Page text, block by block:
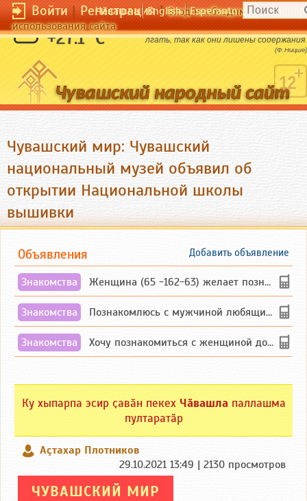
Войти|Регистрация|Вход необходим для
использования сайта
Чӑвашла English Esperanto
+27.1 °C
Поверхностные люди должны всегда
лгать, так как они лишены содержания.
(Ф.Ницше)
Чувашский мир: Чувашский
национальный музей объявил об
открытии Национальной школы
вышивки
Добавить объявление
Объявления
Знакомства Женщина (65 -162-63) желает познакомиться с одиноким, добродушным, без вредных ...
Знакомства Познакомлюсь с мужчиной любящим танцевать и петь на родном чувашском языке
Знакомства Хочу познакомиться с женщиной до 55 лет чувашской или русской национальности дл...
Ку хыпарпа эсир ҫавӑн пекех Чӑвашла паллашма
пултаратӑр
Аçтахар Плотников
29.10.2021 13:49 | 2130 просмотров
ЧУВАШСКИЙ МИР